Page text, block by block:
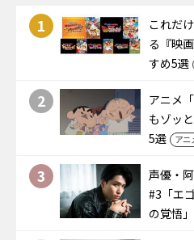
1
これだ
る『映
すめ5選
2
アニメ
もゾッ
5選
アニ
3
声優・
#3「エ
の覚悟」